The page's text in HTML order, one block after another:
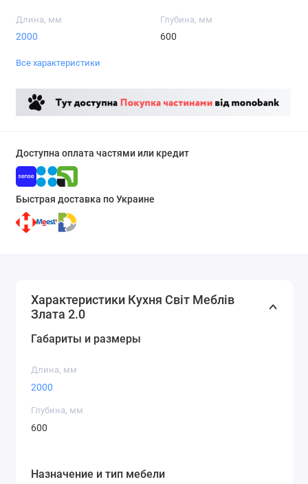
Длина, мм
2000
Глубина, мм
600
Все характеристики
Доступна оплата частями или кредит
Быстрая доставка по Украине
Характеристики Кухня Світ Меблів
Злата 2.0
Габариты и размеры
Длина, мм
2000
Глубина, мм
600
Назначение и тип мебели